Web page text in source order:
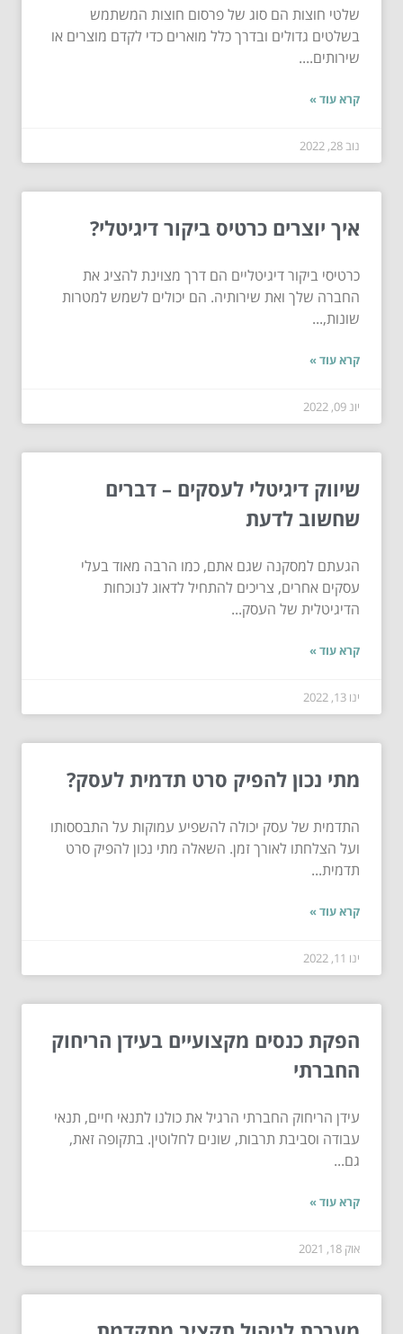
שלטי חוצות הם סוג של פרסום חוצות המשתמש
בשלטים גדולים ובדרך כלל מוארים כדי לקדם מוצרים או
שירותים....
קרא עוד »
נוב 28, 2022
איך יוצרים כרטיס ביקור דיגיטלי?
כרטיסי ביקור דיגיטליים הם דרך מצוינת להציג את
החברה שלך ואת שירותיה. הם יכולים לשמש למטרות
שונות,...
קרא עוד »
יונ 09, 2022
שיווק דיגיטלי לעסקים – דברים
שחשוב לדעת
הגעתם למסקנה שגם אתם, כמו הרבה מאוד בעלי
עסקים אחרים, צריכים להתחיל לדאוג לנוכחות
הדיגיטלית של העסק...
קרא עוד »
ינו 13, 2022
מתי נכון להפיק סרט תדמית לעסק?
התדמית של עסק יכולה להשפיע עמוקות על התבססותו
ועל הצלחתו לאורך זמן. השאלה מתי נכון להפיק סרט
תדמית...
קרא עוד »
ינו 11, 2022
הפקת כנסים מקצועיים בעידן הריחוק
החברתי
עידן הריחוק החברתי הרגיל את כולנו לתנאי חיים, תנאי
עבודה וסביבת תרבות, שונים לחלוטין. בתקופה זאת,
גם...
קרא עוד »
אוק 18, 2021